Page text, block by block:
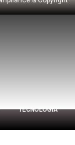
TECNOLOGÍA